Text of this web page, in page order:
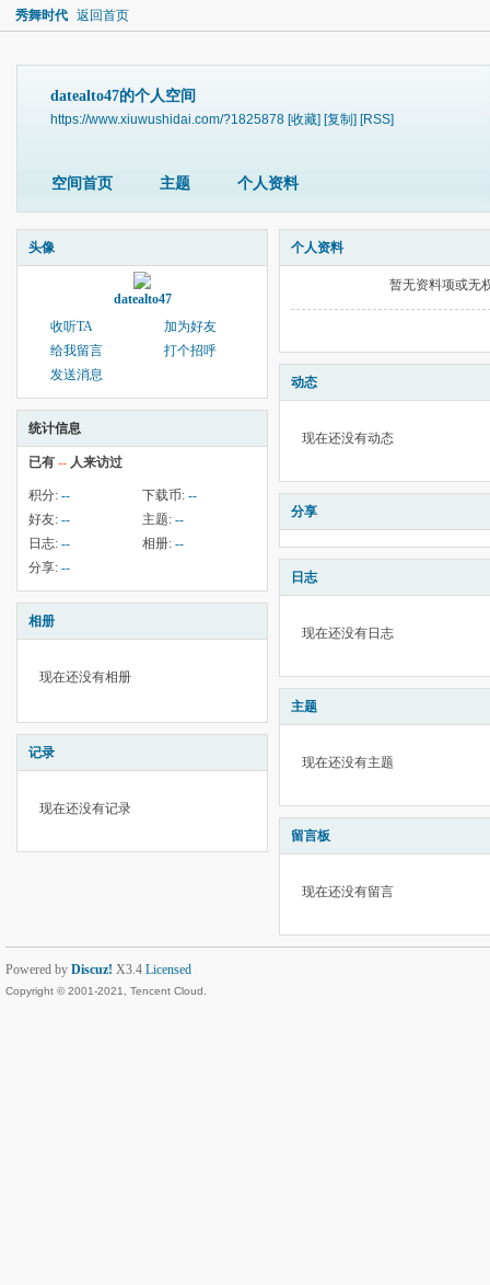
秀舞时代 返回首页
datealto47的个人空间
https://www.xiuwushidai.com/?1825878 [收藏] [复制] [RSS]
空间首页 主题 个人资料
头像
datealto47
收听TA
加为好友
给我留言
打个招呼
发送消息
统计信息
已有 -- 人来访过
积分: -- 下载币: --
好友: -- 主题: --
日志: -- 相册: --
分享: --
相册
现在还没有相册
记录
现在还没有记录
个人资料
暂无资料项或无
动态
现在还没有动态
分享
日志
现在还没有日志
主题
现在还没有主题
留言板
现在还没有留言
Powered by Discuz! X3.4 Licensed
Copyright © 2001-2021, Tencent Cloud.